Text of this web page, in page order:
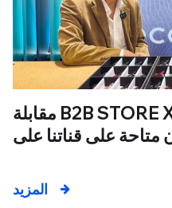
مقابلة B2B STORE X Turkuaz Optik
المزيد